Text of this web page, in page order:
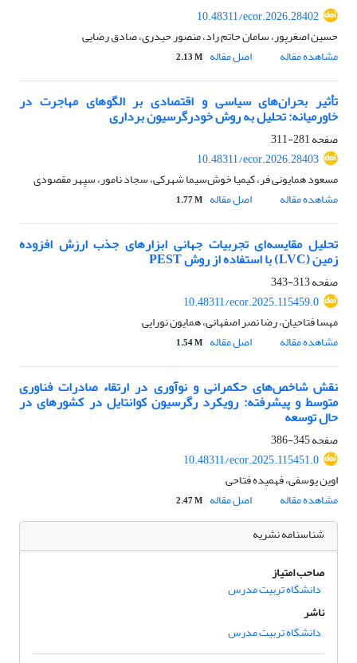
10.48311/ecor.2026.28402
حسین اصغرپور، سامان حاتم راد، منصور حیدری، صادق رضایی
مشاهده مقاله
اصل مقاله 2.13 M
تأثیر بحران‌های سیاسی و اقتصادی بر الگوهای مهاجرت در
خاورمیانه: تحلیل به روش خود‌رگرسیون برداری
صفحه281-311
10.48311/ecor.2026.28403
مسعود همایونی فر، کیمیا خوش‌سیما شهرکی، سجاد نامور، سپهر مقصودی
مشاهده مقاله
اصل مقاله 1.77 M
تحلیل مقایسه‌ای تجربیات جهانی ابزارهای جذب ارزش افزوده
زمین (LVC) با استفاده از روش PEST
صفحه313-343
10.48311/ecor.2025.115459.0
مهسا فتاحیان، رضا نصر اصفهانی، همایون نورایی
مشاهده مقاله
اصل مقاله 1.54 M
نقش شاخص‌های حکمرانی و نوآوری در ارتقاء صادرات فناوری
متوسط و پیشرفته: رویکرد رگرسیون کوانتایل در کشورهای در
حال توسعه
صفحه345-386
10.48311/ecor.2025.115451.0
اوین یوسفی، فهمیده فتاحی
مشاهده مقاله
اصل مقاله 2.47 M
شناسنامه نشریه
صاحب امتیاز
دانشگاه تربیت مدرس
ناشر
دانشگاه تربیت مدرس